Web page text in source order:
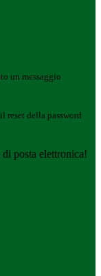
un messaggio
reset della password
posta elettronica!